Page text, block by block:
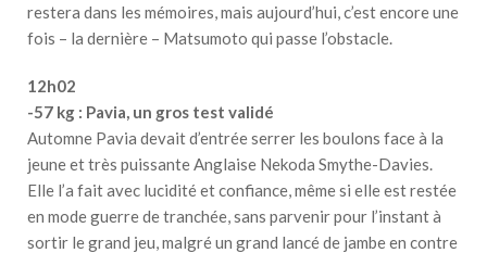
restera dans les mémoires, mais aujourd’hui, c’est encore une
fois – la dernière – Matsumoto qui passe l’obstacle.
12h02
-57 kg : Pavia, un gros test validé
Automne Pavia devait d’entrée serrer les boulons face à la
jeune et très puissante Anglaise Nekoda Smythe-Davies.
Elle l’a fait avec lucidité et confiance, même si elle est restée
en mode guerre de tranchée, sans parvenir pour l’instant à
sortir le grand jeu, malgré un grand lancé de jambe en contre